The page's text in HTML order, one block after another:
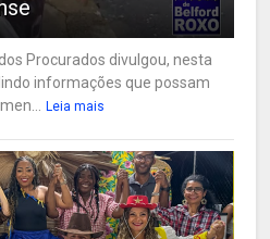
Procurados divulgou, nesta
informações que possam
Leia mais